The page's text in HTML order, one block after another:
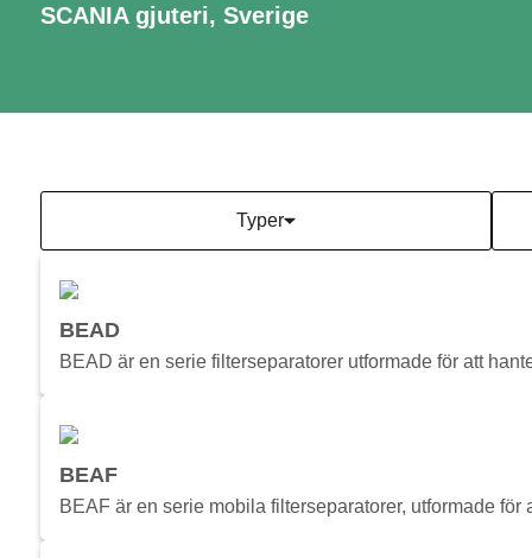
SCANIA gjuteri, Sverige
Typer
BEAD
BEAD är en serie filterseparatorer utformade för att
BEAF
BEAF är en serie mobila filterseparatorer, utformade